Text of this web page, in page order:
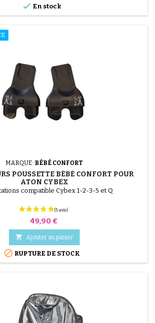
(1 avis)
 En stock
MARQUE: BÉBÉ CONFORT
POUSSETTE BÉBÉ CONFORT POUR
ATON CYBEX
compatible Cybex 1-2-3-5 et Q
Prix
49,90 €
 Ajouter au panier
 RUPTURE DE STOCK